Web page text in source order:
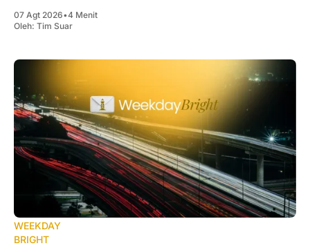
07 Agt 2026•4 Menit
Oleh: Tim Suar
WEEKDAY
BRIGHT